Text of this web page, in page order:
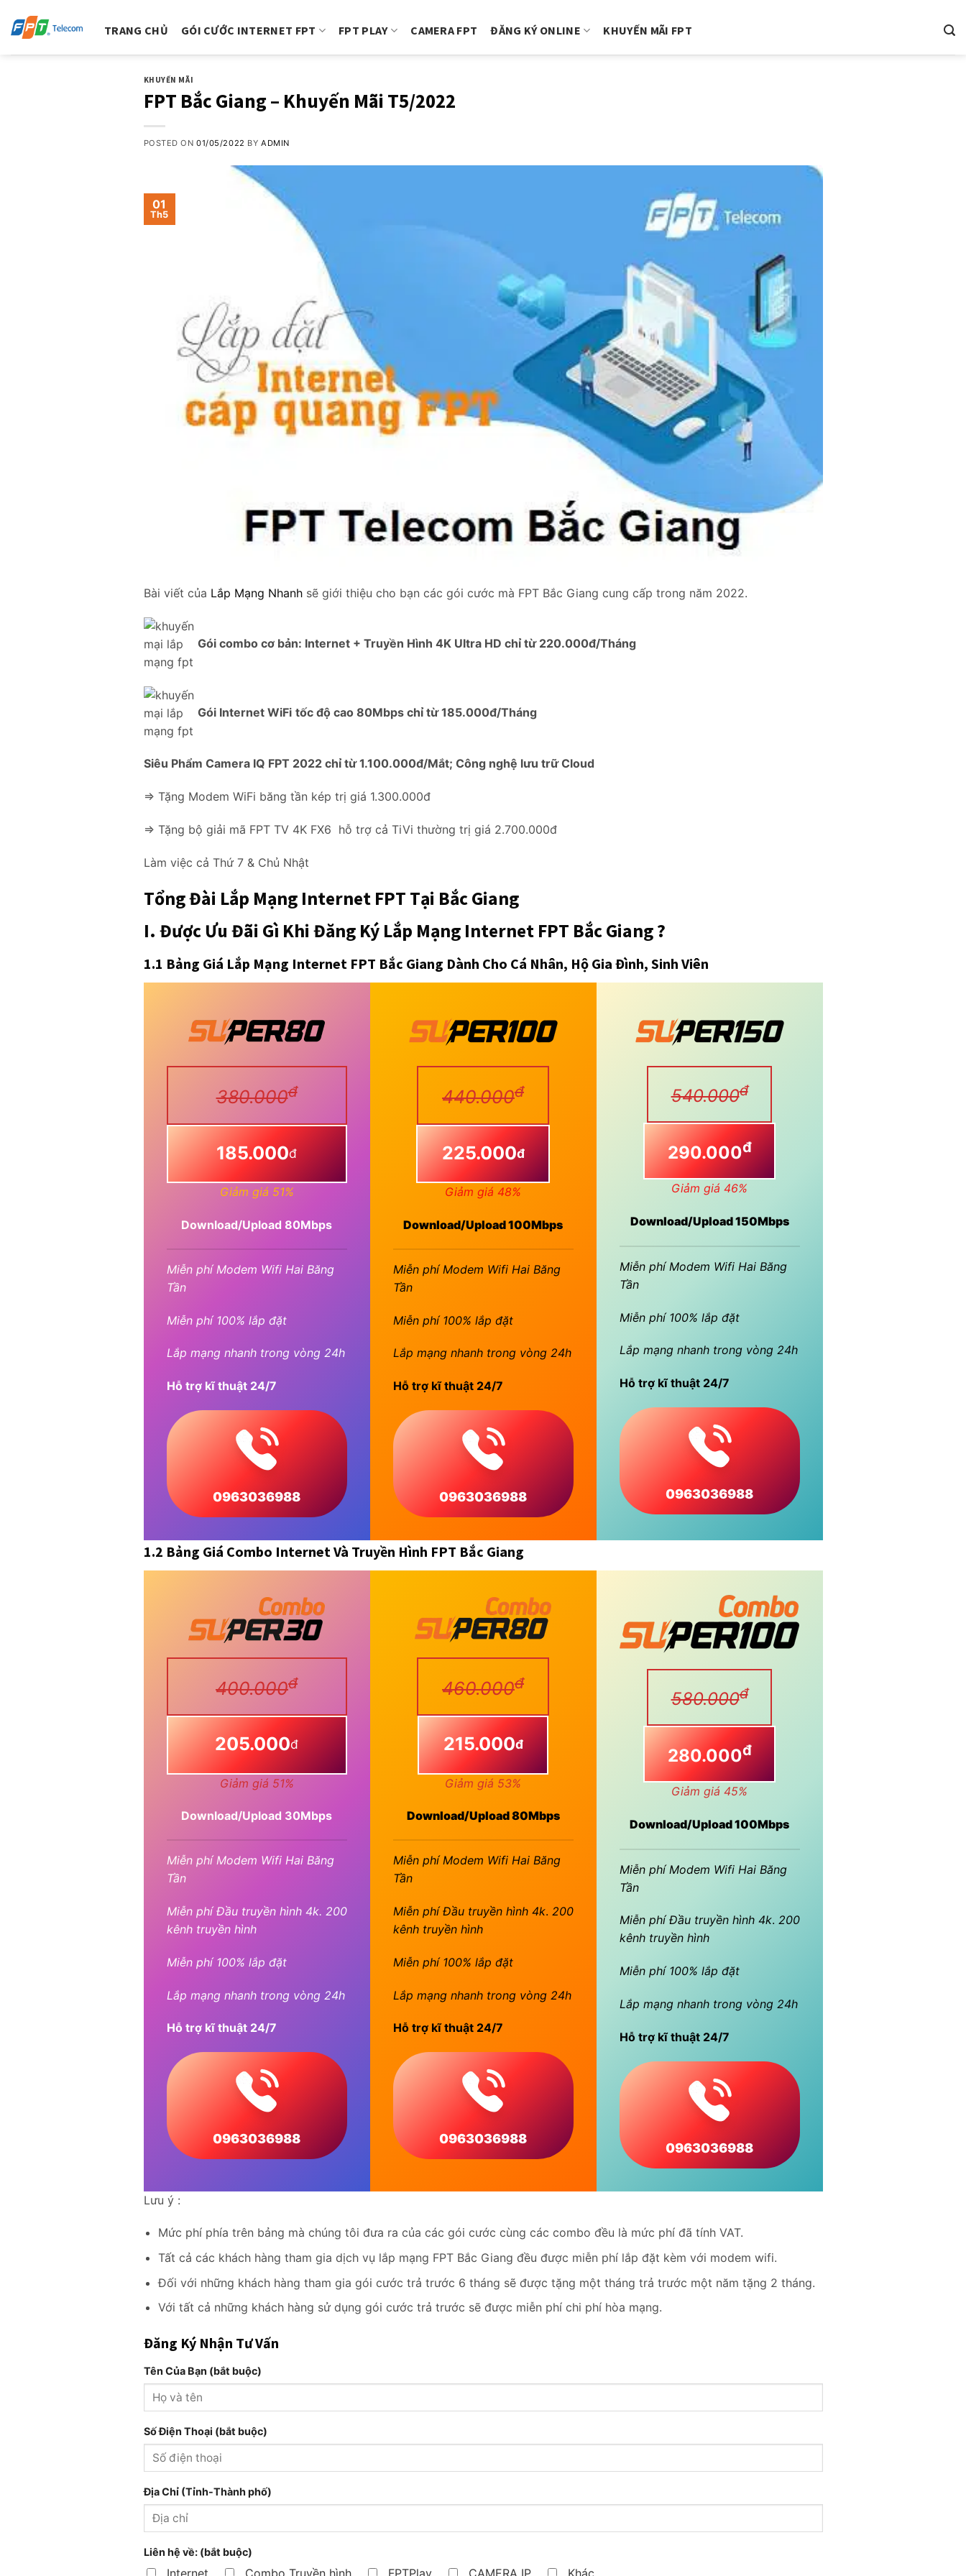
TRANG CHỦ GÓI CƯỚC INTERNET FPT FPT PLAY CAMERA FPT ĐĂNG KÝ ONLINE KHUYẾN MÃI FPT
KHUYẾN MÃI
FPT Bắc Giang – Khuyến Mãi T5/2022
POSTED ON01/05/2022 BY ADMIN
01
Th5
Bài viết của Lắp Mạng Nhanh sẽ giới thiệu cho bạn các gói cước mà FPT Bắc Giang cung cấp trong năm 2022.
Gói combo cơ bản: Internet + Truyền Hình 4K Ultra HD chỉ từ 220.000đ/Tháng
Gói Internet WiFi tốc độ cao 80Mbps chỉ từ 185.000đ/Tháng
Siêu Phẩm Camera IQ FPT 2022 chỉ từ 1.100.000đ/Mắt; Công nghệ lưu trữ Cloud
=> Tặng Modem WiFi băng tần kép trị giá 1.300.000đ
=> Tặng bộ giải mã FPT TV 4K FX6 hỗ trợ cả TiVi thường trị giá 2.700.000đ
Làm việc cả Thứ 7 & Chủ Nhật
Tổng Đài Lắp Mạng Internet FPT Tại Bắc Giang
I. Được Ưu Đãi Gì Khi Đăng Ký Lắp Mạng Internet FPT Bắc Giang ?
1.1 Bảng Giá Lắp Mạng Internet FPT Bắc Giang Dành Cho Cá Nhân, Hộ Gia Đình, Sinh Viên
380.000đ
185.000đ
Giảm giá 51%
Download/Upload 80Mbps
Miễn phí Modem Wifi Hai Băng
Tần
Miễn phí 100% lắp đặt
Lắp mạng nhanh trong vòng 24h
Hỗ trợ kĩ thuật 24/7
0963036988
440.000đ
225.000đ
Giảm giá 48%
Download/Upload 100Mbps
Miễn phí Modem Wifi Hai Băng
Tần
Miễn phí 100% lắp đặt
Lắp mạng nhanh trong vòng 24h
Hỗ trợ kĩ thuật 24/7
0963036988
540.000đ
290.000đ
Giảm giá 46%
Download/Upload 150Mbps
Miễn phí Modem Wifi Hai Băng
Tần
Miễn phí 100% lắp đặt
Lắp mạng nhanh trong vòng 24h
Hỗ trợ kĩ thuật 24/7
0963036988
1.2 Bảng Giá Combo Internet Và Truyền Hình FPT Bắc Giang
400.000đ
205.000đ
Giảm giá 51%
Download/Upload 30Mbps
Miễn phí Modem Wifi Hai Băng
Tần
Miễn phí Đầu truyền hình 4k. 200
kênh truyền hình
Miễn phí 100% lắp đặt
Lắp mạng nhanh trong vòng 24h
Hỗ trợ kĩ thuật 24/7
0963036988
460.000đ
215.000đ
Giảm giá 53%
Download/Upload 80Mbps
Miễn phí Modem Wifi Hai Băng
Tần
Miễn phí Đầu truyền hình 4k. 200
kênh truyền hình
Miễn phí 100% lắp đặt
Lắp mạng nhanh trong vòng 24h
Hỗ trợ kĩ thuật 24/7
0963036988
580.000đ
280.000đ
Giảm giá 45%
Download/Upload 100Mbps
Miễn phí Modem Wifi Hai Băng
Tần
Miễn phí Đầu truyền hình 4k. 200
kênh truyền hình
Miễn phí 100% lắp đặt
Lắp mạng nhanh trong vòng 24h
Hỗ trợ kĩ thuật 24/7
0963036988
Lưu ý :
Mức phí phía trên bảng mà chúng tôi đưa ra của các gói cước cùng các combo đều là mức phí đã tính VAT.
Tất cả các khách hàng tham gia dịch vụ lắp mạng FPT Bắc Giang đều được miễn phí lắp đặt kèm với modem wifi.
Đối với những khách hàng tham gia gói cước trả trước 6 tháng sẽ được tặng một tháng trả trước một năm tặng 2 tháng.
Với tất cả những khách hàng sử dụng gói cước trả trước sẽ được miễn phí chi phí hòa mạng.
Đăng Ký Nhận Tư Vấn
Tên Của Bạn (bắt buộc)
Số Điện Thoại (bắt buộc)
Địa Chỉ (Tỉnh-Thành phố)
Liên hệ về: (bắt buộc)